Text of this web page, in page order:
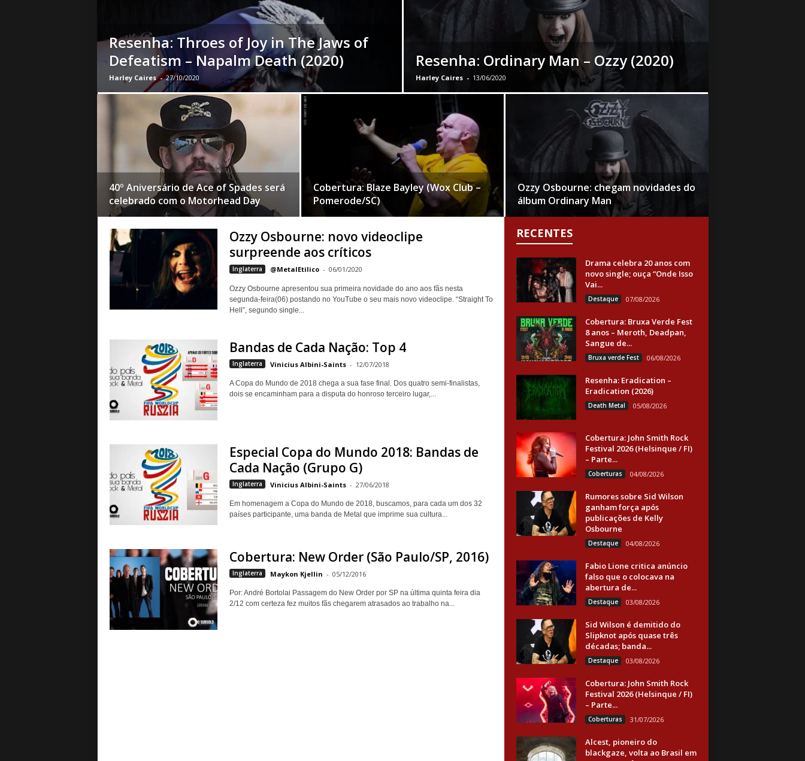
e
Resenha: Throes of Joy in The Jaws of
Defeatism – Napalm Death (2020)
Harley Caires - 27/10/2020
Resenha: Ordinary Man – Ozzy (2020)
Harley Caires - 13/06/2020
40º Aniversário de Ace of Spades será
celebrado com o Motorhead Day
Cobertura: Blaze Bayley (Wox Club –
Pomerode/SC)
Ozzy Osbourne: chegam novidades do
álbum Ordinary Man
Ozzy Osbourne: novo videoclipe
surpreende aos críticos
Inglaterra @MetalEtilico - 06/01/2020
Ozzy Osbourne apresentou sua primeira novidade do ano aos fãs nesta
segunda-feira(06) postando no YouTube o seu mais novo videoclipe. “Straight To
Hell”, segundo single...
Bandas de Cada Nação: Top 4
Inglaterra Vinicius Albini-Saints - 12/07/2018
A Copa do Mundo de 2018 chega a sua fase final. Dos quatro semi-finalistas,
dois se encaminham para a disputa do honroso terceiro lugar,...
Especial Copa do Mundo 2018: Bandas de
Cada Nação (Grupo G)
Inglaterra Vinicius Albini-Saints - 27/06/2018
Em homenagem a Copa do Mundo de 2018, buscamos, para cada um dos 32
países participante, uma banda de Metal que imprime sua cultura...
Cobertura: New Order (São Paulo/SP, 2016)
Inglaterra Maykon Kjellin - 05/12/2016
Por: André Bortolai Passagem do New Order por SP na última quinta feira dia
2/12 com certeza fez muitos fãs chegarem atrasados ao trabalho na...
RECENTES
Drama celebra 20 anos com
novo single; ouça “Onde Isso
Vai...
Destaque 07/08/2026
Cobertura: Bruxa Verde Fest
8 anos – Meroth, Deadpan,
Sangue de...
Bruxa verde Fest 06/08/2026
Resenha: Eradication –
Eradication (2026)
Death Metal 05/08/2026
Cobertura: John Smith Rock
Festival 2026 (Helsinque / FI)
– Parte...
Coberturas 04/08/2026
Rumores sobre Sid Wilson
ganham força após
publicações de Kelly
Osbourne
Destaque 04/08/2026
Fabio Lione critica anúncio
falso que o colocava na
abertura de...
Destaque 03/08/2026
Sid Wilson é demitido do
Slipknot após quase três
décadas; banda...
Destaque 03/08/2026
Cobertura: John Smith Rock
Festival 2026 (Helsinque / FI)
– Parte...
Coberturas 31/07/2026
Alcest, pioneiro do
blackgaze, volta ao Brasil em